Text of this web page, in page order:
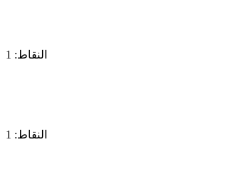
النقاط: 1
النقاط: 1